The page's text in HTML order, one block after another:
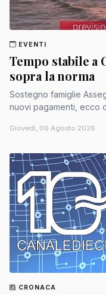
EVENTI
Tempo stabile a
sopra la norma
Sostegno famiglie
nuovi pagamenti, ecco
Giovedì, 06 Agosto 2026
CRONACA